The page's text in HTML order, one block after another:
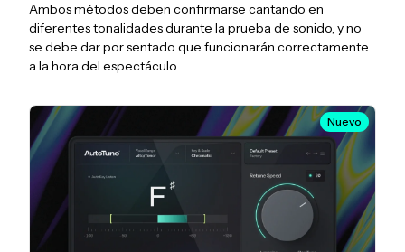
Ambos métodos deben confirmarse cantando en
diferentes tonalidades durante la prueba de sonido, y no
se debe dar por sentado que funcionarán correctamente
a la hora del espectáculo.
Nuevo